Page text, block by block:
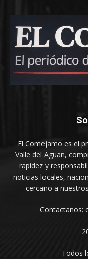
El Comejamo es el
Valle del Aguan,
rapidez y
noticias locales,
cercano a
Contactanos:
Todos